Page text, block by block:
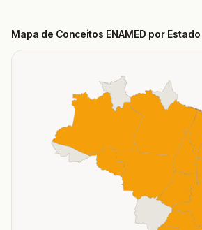
Mapa de Conceitos ENAMED por Estado